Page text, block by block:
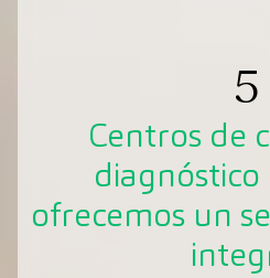
5
Centros de
ofrecemos un